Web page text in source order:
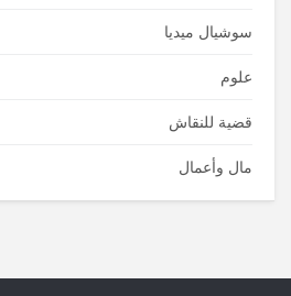
سوشيال ميديا
علوم
قضية للنقاش
مال وأعمال